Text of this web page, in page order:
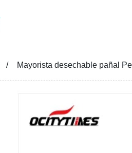
Mayorista desechable pañal